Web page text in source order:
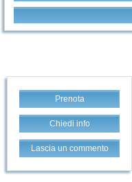
Prenota
Chiedi info
Lascia un commento